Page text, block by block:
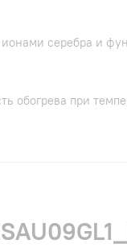
серебра и
при